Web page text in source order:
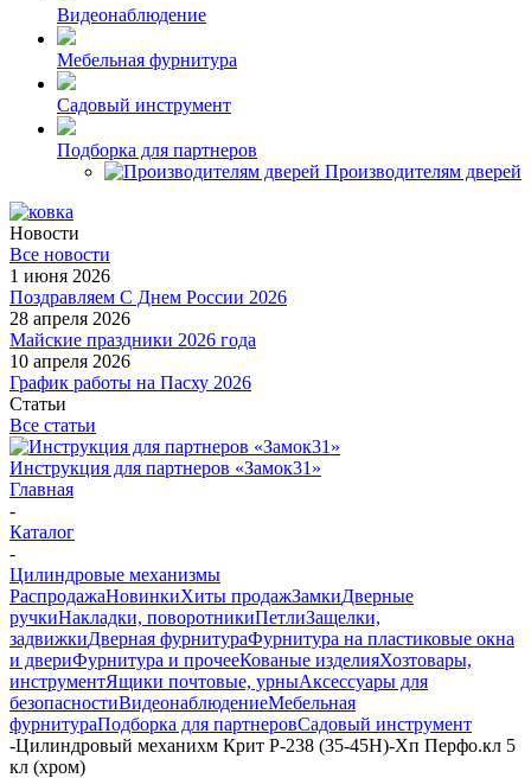
Видеонаблюдение
Мебельная фурнитура
Садовый инструмент
Подборка для партнеров
Производителям дверей
Новости
Все новости
1 июня 2026
Поздравляем С Днем России 2026
28 апреля 2026
Майские праздники 2026 года
10 апреля 2026
График работы на Пасху 2026
Статьи
Все статьи
Инструкция для партнеров «Замок31»
Главная
-
Каталог
-
Цилиндровые механизмы
РаспродажаНовинкиХиты продажЗамкиДверные
ручкиНакладки, поворотникиПетлиЗащелки,
задвижкиДверная фурнитураФурнитура на пластиковые окна
и двериФурнитура и прочееКованые изделияХозтовары,
инструментЯщики почтовые, урныАксессуары для
безопасностиВидеонаблюдениеМебельная
фурнитураПодборка для партнеровСадовый инструмент
-Цилиндровый механихм Крит P-238 (35-45Н)-Хп Перфо.кл 5
кл (хром)